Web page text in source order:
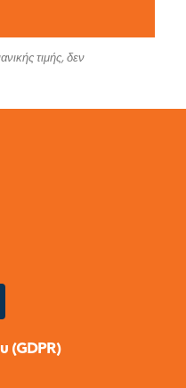
τιμής, δεν
(GDPR)